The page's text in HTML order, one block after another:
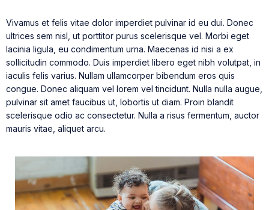
Vivamus et felis vitae dolor imperdiet pulvinar id eu dui. Donec
ultrices sem nisl, ut porttitor purus scelerisque vel. Morbi eget
lacinia ligula, eu condimentum urna. Maecenas id nisi a ex
sollicitudin commodo. Duis imperdiet libero eget nibh volutpat, in
iaculis felis varius. Nullam ullamcorper bibendum eros quis
congue. Donec aliquam vel lorem vel tincidunt. Nulla nulla augue,
pulvinar sit amet faucibus ut, lobortis ut diam. Proin blandit
scelerisque odio ac consectetur. Nulla a risus fermentum, auctor
mauris vitae, aliquet arcu.